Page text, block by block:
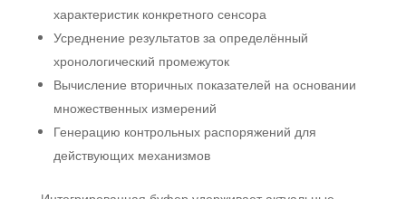
характеристик конкретного сенсора
Усреднение результатов за определённый
хронологический промежуток
Вычисление вторичных показателей на основании
множественных измерений
Генерацию контрольных распоряжений для
действующих механизмов